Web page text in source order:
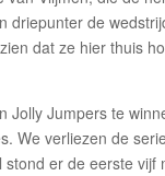
driepunter de
dat ze hier thuis
Jolly Jumpers te
We verliezen de
er de eerste vijf